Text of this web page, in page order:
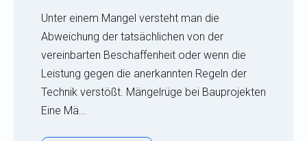
Unter einem Mangel versteht man die
Abweichung der tatsächlichen von der
vereinbarten Beschaffenheit oder wenn die
Leistung gegen die anerkannten Regeln der
Technik verstößt. Mängelrüge bei Bauprojekten
Eine Mä...